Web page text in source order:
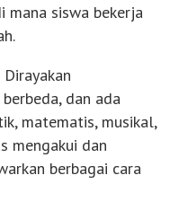
siswa bekerja
dan ada
matematis, musikal,
mengakui dan
berbagai cara